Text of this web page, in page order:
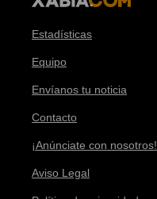
Estadísticas
Equipo
Envíanos tu noticia
Contacto
¡Anúnciate con nosotros!
Aviso Legal